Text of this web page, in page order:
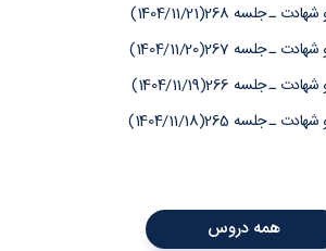
268(1404/11/21)
267(1404/11/20)
266(1404/11/19)
265(1404/11/18)
همه دروس